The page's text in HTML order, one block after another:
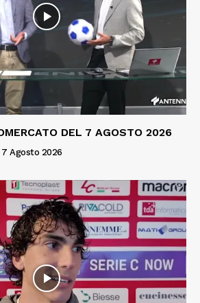
DEL 7 AGOSTO 2026
7 Agosto 2026